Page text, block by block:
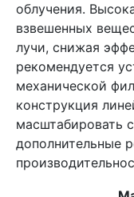
облучения.
взвешенных
лучи, снижая
рекомендуется
механической
конструкция
масштабировать
дополнительные